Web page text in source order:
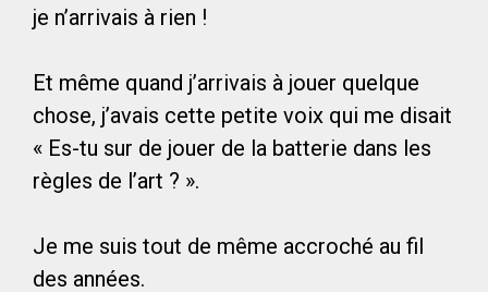
je n’arrivais à rien !
Et même quand j’arrivais à jouer quelque
chose, j’avais cette petite voix qui me disait
« Es-tu sur de jouer de la batterie dans les
règles de l’art ? ».
Je me suis tout de même accroché au fil
des années.